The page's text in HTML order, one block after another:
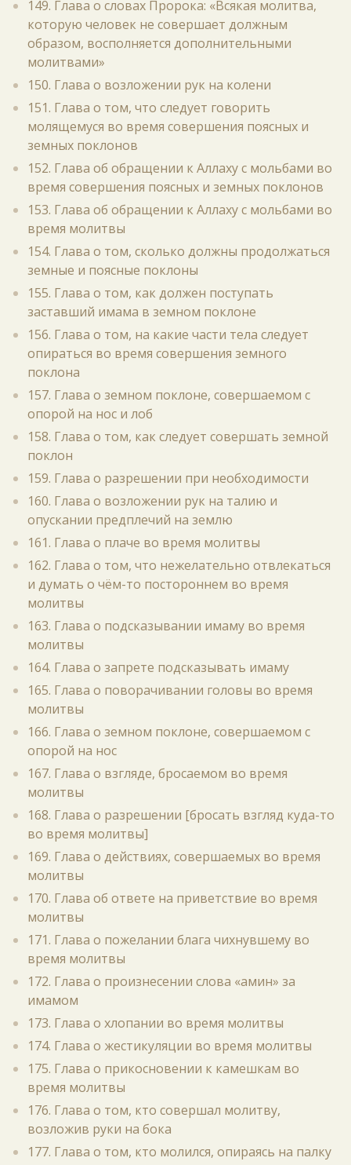
149. Глава о словах Пророка: «Всякая молитва,
которую человек не совершает должным
образом, восполняется дополнительными
молитвами»
150. Глава о возложении рук на колени
151. Глава о том, что следует говорить
молящемуся во время совершения поясных и
земных поклонов
152. Глава об обращении к Аллаху с мольбами во
время совершения поясных и земных поклонов
153. Глава об обращении к Аллаху с мольбами во
время молитвы
154. Глава о том, сколько должны продолжаться
земные и поясные поклоны
155. Глава о том, как должен поступать
заставший имама в земном поклоне
156. Глава о том, на какие части тела следует
опираться во время совершения земного
поклона
157. Глава о земном поклоне, совершаемом с
опорой на нос и лоб
158. Глава о том, как следует совершать земной
поклон
159. Глава о разрешении при необходимости
160. Глава о возложении рук на талию и
опускании предплечий на землю
161. Глава о плаче во время молитвы
162. Глава о том, что нежелательно отвлекаться
и думать о чём-то постороннем во время
молитвы
163. Глава о подсказывании имаму во время
молитвы
164. Глава о запрете подсказывать имаму
165. Глава о поворачивании головы во время
молитвы
166. Глава о земном поклоне, совершаемом с
опорой на нос
167. Глава о взгляде, бросаемом во время
молитвы
168. Глава о разрешении [бросать взгляд куда-то
во время молитвы]
169. Глава о действиях, совершаемых во время
молитвы
170. Глава об ответе на приветствие во время
молитвы
171. Глава о пожелании блага чихнувшему во
время молитвы
172. Глава о произнесении слова «амин» за
имамом
173. Глава о хлопании во время молитвы
174. Глава о жестикуляции во время молитвы
175. Глава о прикосновении к камешкам во
время молитвы
176. Глава о том, кто совершал молитву,
возложив руки на бока
177. Глава о том, кто молился, опираясь на палку